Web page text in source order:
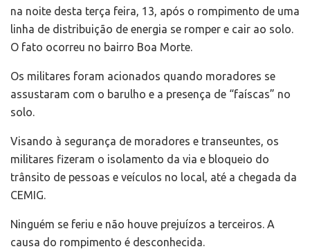
na noite desta terça feira, 13, após o rompimento de uma
linha de distribuição de energia se romper e cair ao solo.
O fato ocorreu no bairro Boa Morte.
Os militares foram acionados quando moradores se
assustaram com o barulho e a presença de “faíscas” no
solo.
Visando à segurança de moradores e transeuntes, os
militares fizeram o isolamento da via e bloqueio do
trânsito de pessoas e veículos no local, até a chegada da
CEMIG.
Ninguém se feriu e não houve prejuízos a terceiros. A
causa do rompimento é desconhecida.